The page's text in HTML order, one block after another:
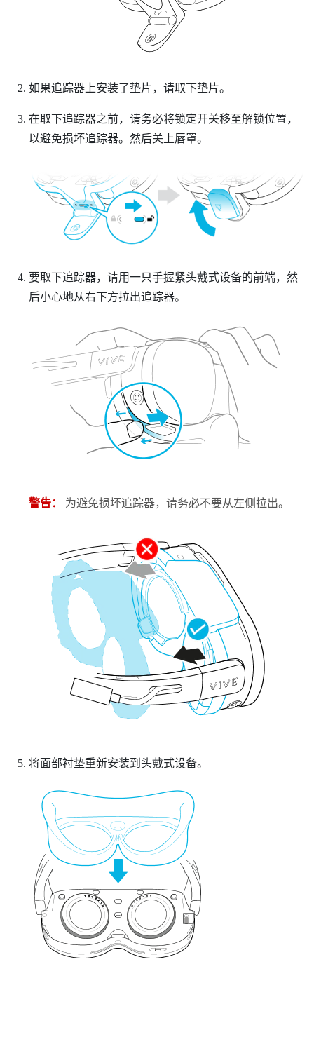
如果追踪器上安装了垫片，请取下垫片。
在取下追踪器之前，请务必将锁定开关移至解锁位置，
以避免损坏追踪器。然后关上唇罩。
要取下追踪器，请用一只手握紧头戴式设备的前端，然
后小心地从右下方拉出追踪器。
警告： 为避免损坏追踪器，请务必不要从左侧拉出。
将面部衬垫重新安装到头戴式设备。